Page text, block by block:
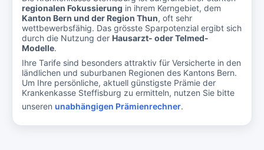
regionalen Fokussierung in ihrem Kerngebiet, dem
Kanton Bern und der Region Thun, oft sehr
wettbewerbsfähig. Das grösste Sparpotenzial ergibt sich
durch die Nutzung der Hausarzt- oder Telmed-
Modelle.
Ihre Tarife sind besonders attraktiv für Versicherte in den
ländlichen und suburbanen Regionen des Kantons Bern.
Um Ihre persönliche, aktuell günstigste Prämie der
Krankenkasse Steffisburg zu ermitteln, nutzen Sie bitte
unseren unabhängigen Prämienrechner.